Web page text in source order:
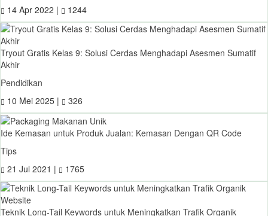
14 Apr 2022 |
1244
Tryout Gratis Kelas 9: Solusi Cerdas Menghadapi Asesmen Sumatif
Akhir
Pendidikan
10 Mei 2025 |
326
Ide Kemasan untuk Produk Jualan: Kemasan Dengan QR Code
Tips
21 Jul 2021 |
1765
Teknik Long-Tail Keywords untuk Meningkatkan Trafik Organik